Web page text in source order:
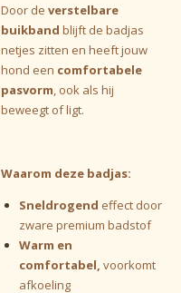
Door de verstelbare
buikband blijft de badjas
netjes zitten en heeft jouw
hond een comfortabele
pasvorm, ook als hij
beweegt of ligt.
Waarom deze badjas:
Sneldrogend effect door
zware premium badstof
Warm en
comfortabel, voorkomt
afkoeling